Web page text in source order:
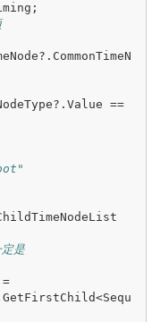
;
?. CommonTimeN
?. Value ==
是
=
GetFirstChild<Sequ